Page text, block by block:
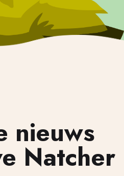
nieuws
Natcher